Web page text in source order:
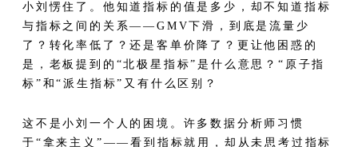
小刘愣住了。他知道指标的值是多少，却不知道指标
与指标之间的关系——GMV下滑，到底是流量少
了？转化率低了？还是客单价降了？更让他困惑的
是，老板提到的“北极星指标”是什么意思？“原子指
标”和“派生指标”又有什么区别？
这不是小刘一个人的困境。许多数据分析师习惯
于“拿来主义”——看到指标就用，却从未思考过指标